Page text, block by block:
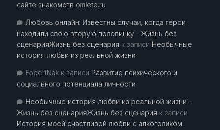
сайте знакомств omlete.ru
Любовь онлайн: Известны случаи, когда герои
находили свою вторую половинку - Жизнь без
сценарияЖизнь без сценария к записи Необычные
история любви из реальной жизни
FobertNakк записи Развитие психического и
социального потенциала личности
Необычные история любви из реальной жизни -
Жизнь без сценарияЖизнь без сценария к записи
История моей счастливой любви с алкоголиком